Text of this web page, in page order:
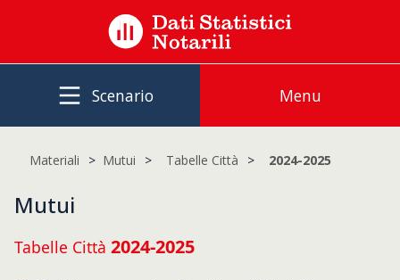
Scenario Menu
Materiali Mutui Tabelle Città 2024-2025
Mutui
Tabelle Città 2024-2025